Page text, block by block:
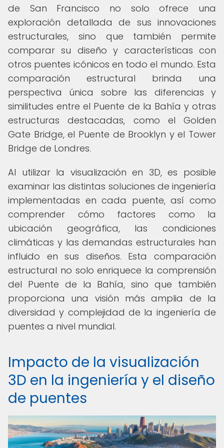
de San Francisco no solo ofrece una
exploración detallada de sus innovaciones
estructurales, sino que también permite
comparar su diseño y características con
otros puentes icónicos en todo el mundo. Esta
comparación estructural brinda una
perspectiva única sobre las diferencias y
similitudes entre el Puente de la Bahía y otras
estructuras destacadas, como el Golden
Gate Bridge, el Puente de Brooklyn y el Tower
Bridge de Londres.
Al utilizar la visualización en 3D, es posible
examinar las distintas soluciones de ingeniería
implementadas en cada puente, así como
comprender cómo factores como la
ubicación geográfica, las condiciones
climáticas y las demandas estructurales han
influido en sus diseños. Esta comparación
estructural no solo enriquece la comprensión
del Puente de la Bahía, sino que también
proporciona una visión más amplia de la
diversidad y complejidad de la ingeniería de
puentes a nivel mundial.
Impacto de la visualización
3D en la ingeniería y el diseño
de puentes